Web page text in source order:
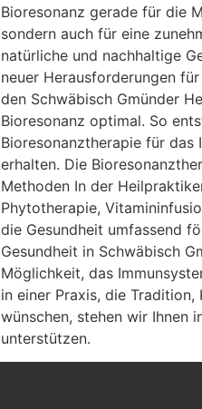
Bioresonanz gerade für die
sondern auch für eine
natürliche und nachhaltige
neuer Herausforderungen
den Schwäbisch Gmünder
Bioresonanz optimal. So
Bioresonanztherapie für das
erhalten. Die
Methoden In der
Phytotherapie,
die Gesundheit umfassend
Gesundheit in Schwäbisch
Möglichkeit, das
in einer Praxis, die
wünschen, stehen wir Ihnen
unterstützen.